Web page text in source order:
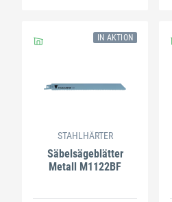
IN AKTION
STAHLHÄRTER
Säbelsägeblätter
Metall M1122BF